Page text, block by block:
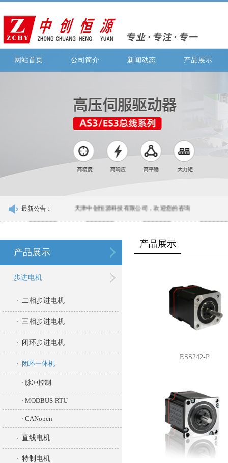
网站首页 公司简介 新闻动态 产品展示
最新公告： 天津中创恒源科技有限公司，欢迎您的咨询
产品展示
步进电机
二相步进电机
三相步进电机
闭环步进电机
闭环一体机
脉冲控制
MODBUS-RTU
CANopen
直线电机
特制电机
产品展示
ESS242-P